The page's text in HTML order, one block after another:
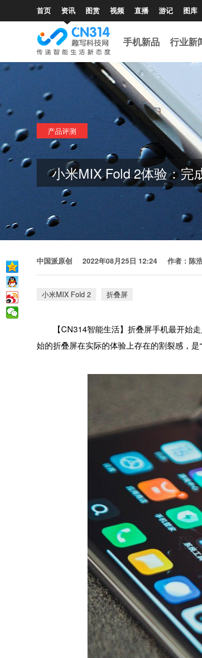
首页 资讯 图赏 视频 直播 游记 图库
手机新品 行业新
产品评测
小米MIX Fold 2体验：完
中国派原创 2022年08月25日 12:24 作者：陈
小米MIX Fold 2 折叠屏
【CN314智能生活】折叠屏手机最开始
始的折叠屏在实际的体验上存在的割裂感，是